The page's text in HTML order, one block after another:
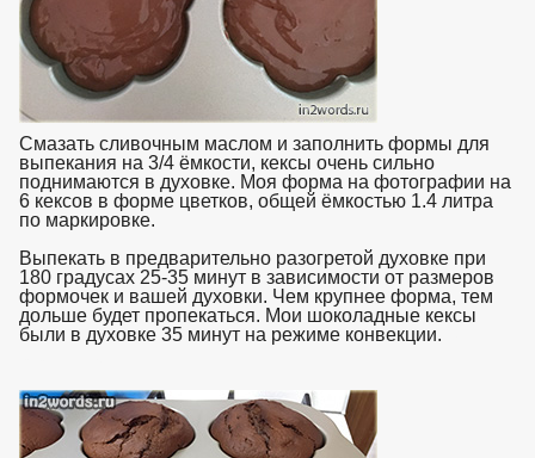
Смазать сливочным маслом и заполнить формы для
выпекания на 3/4 ёмкости, кексы очень сильно
поднимаются в духовке. Моя форма на фотографии на
6 кексов в форме цветков, общей ёмкостью 1.4 литра
по маркировке.
Выпекать в предварительно разогретой духовке при
180 градусах 25-35 минут в зависимости от размеров
формочек и вашей духовки. Чем крупнее форма, тем
дольше будет пропекаться. Мои шоколадные кексы
были в духовке 35 минут на режиме конвекции.